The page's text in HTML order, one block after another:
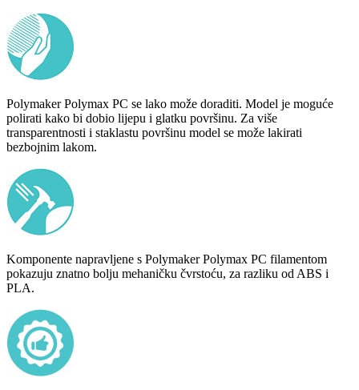
Polymaker Polymax PC se lako može doraditi. Model je moguće
polirati kako bi dobio lijepu i glatku površinu. Za više
transparentnosti i staklastu površinu model se može lakirati
bezbojnim lakom.
Komponente napravljene s Polymaker Polymax PC filamentom
pokazuju znatno bolju mehaničku čvrstoću, za razliku od ABS i
PLA.